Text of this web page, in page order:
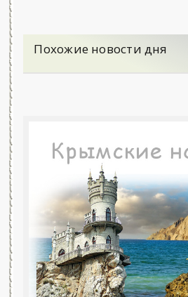
Похожие новости дня